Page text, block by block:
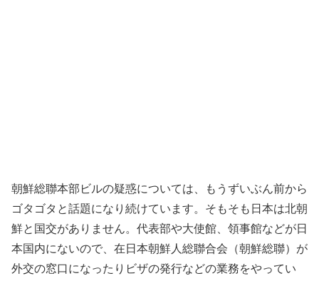
朝鮮総聯本部ビルの疑惑については、もうずいぶん前から
ゴタゴタと話題になり続けています。そもそも日本は北朝
鮮と国交がありません。代表部や大使館、領事館などが日
本国内にないので、在日本朝鮮人総聯合会（朝鮮総聯）が
外交の窓口になったりビザの発行などの業務をやってい